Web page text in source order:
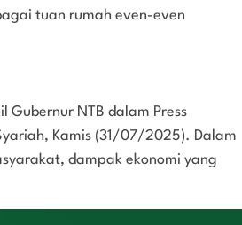
tuan rumah even-even
Gubernur NTB dalam Press
Kamis (31/07/2025). Dalam
dampak ekonomi yang